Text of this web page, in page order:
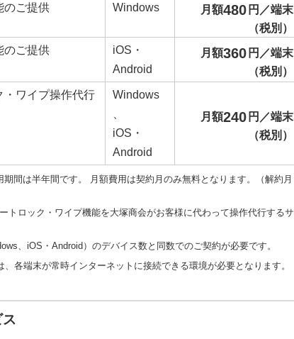
のご提供 Windows 月額480 円／端末
（税別）
のご提供
iOS・
Android
月額360 円／端末
（税別）
・ワイプ操作代行
Windows
iOS・
Android
月額240 円／端末
（税別）
間は半年間です。 月額費用は契約月のみ無料となります。（解約月
トロック・ワイプ機能を大塚商会がお客様に代わって操作代行するサ
、iOS・Android）のデバイス数と同数でのご契約が必要です。
各端末が常時インターネットに接続できる環境が必要となります。